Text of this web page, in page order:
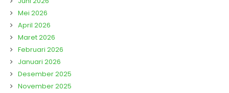
Mei 2026
April 2026
Maret 2026
Februari 2026
Januari 2026
Desember 2025
November 2025